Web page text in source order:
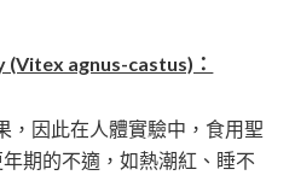
agnus-castus)：
，因此在人體實驗中，食用聖
期的不適，如熱潮紅、睡不